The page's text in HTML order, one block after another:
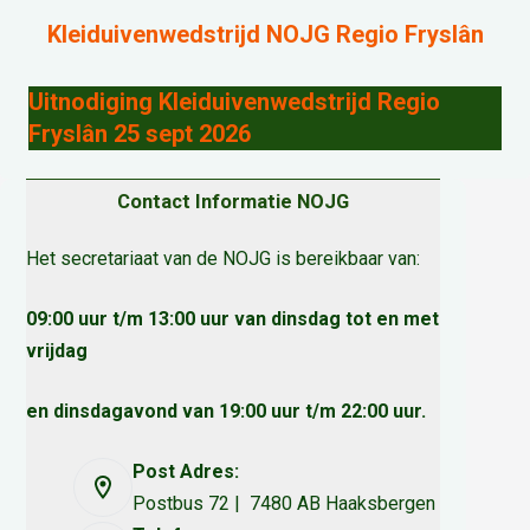
Kleiduivenwedstrijd NOJG Regio Fryslân
Uitnodiging Kleiduivenwedstrijd Regio
Fryslân 25 sept 2026
Contact Informatie NOJG
Het secretariaat van de NOJG is bereikbaar van:
09:00 uur t/m 13:00 uur van dinsdag tot en met
vrijdag
en dinsdagavond van 19:00 uur t/m 22:00 uur.
Post Adres:
Postbus 72 | 7480 AB Haaksbergen